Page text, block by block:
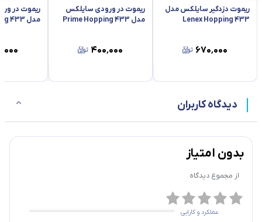
ریموت دزدگیر سایلکس مدل
Lenex Hopping 433
۶۷۰٬۰۰۰
ریموت در ورودی سایلکس
مدل Prime Hopping 433
۴۰۰٬۰۰۰
ریموت در
مدل Prime Learning 433
دیدگاه کاربران
بدون امتیاز
از مجموع دیدگاه
عملکرد و کارایی